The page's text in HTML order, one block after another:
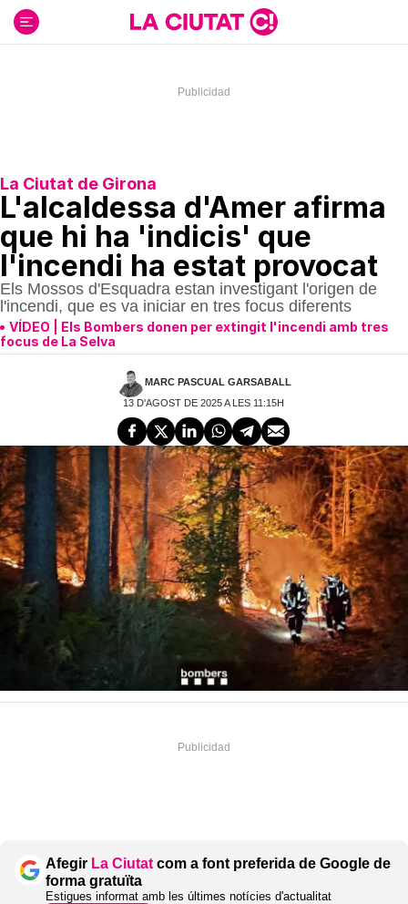
contenido
La Ciutat de Girona
L'alcaldessa d'Amer afirma
que hi ha 'indicis' que
l'incendi ha estat provocat
Els Mossos d'Esquadra estan investigant l'origen de
l'incendi, que es va iniciar en tres focus diferents
VÍDEO | Els Bombers donen per extingit l'incendi amb tres
focus de La Selva
MARC PASCUAL GARSABALL
13 D'AGOST DE 2025 A LES 11:15H
Afegir La Ciutat com a font preferida de Google de
forma gratuïta
Estigues informat amb les últimes notícies d'actualitat